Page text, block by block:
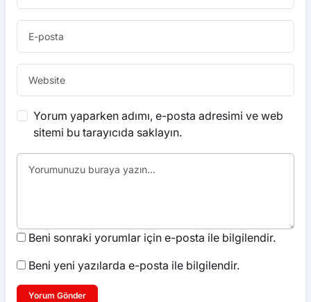
Yorum yaparken adımı, e-posta adresimi ve web
sitemi bu tarayıcıda saklayın.
Beni sonraki yorumlar için e-posta ile bilgilendir.
Beni yeni yazılarda e-posta ile bilgilendir.
Yorum Gönder